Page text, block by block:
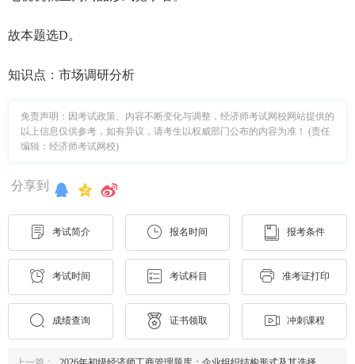
故本题选D。
知识点：市场调研分析
免责声明：因考试政策、内容不断变化与调整，经济师考试网校网站提供的
以上信息仅供参考，如有异议，请考生以权威部门公布的内容为准！ (责任
编辑：经济师考试网校)
分享到
考试简介 报名时间 报考条件
考试时间 考试科目 准考证打印
成绩查询 证书领取 冲刺课程